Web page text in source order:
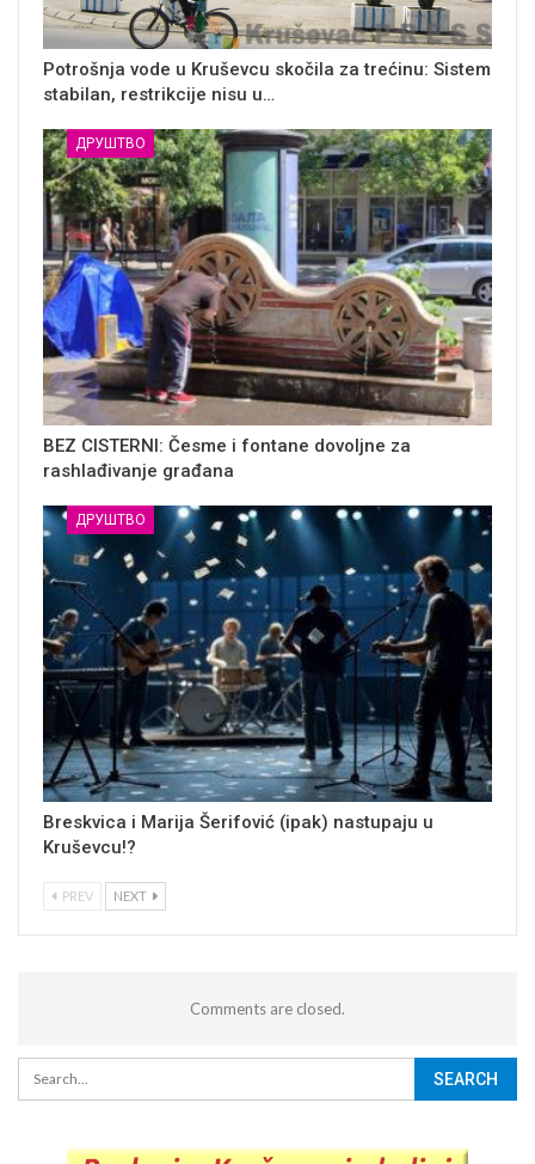
Potrošnja vode u Kruševcu skočila za trećinu: Sistem
stabilan, restrikcije nisu u…
ДРУШТВО
BEZ CISTERNI: Česme i fontane dovoljne za
rashlađivanje građana
ДРУШТВО
Breskvica i Marija Šerifović (ipak) nastupaju u
Kruševcu!?
PREV NEXT
Comments are closed.